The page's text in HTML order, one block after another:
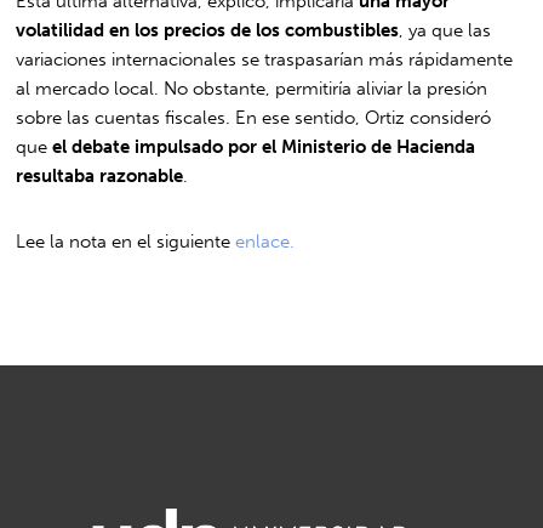
volatilidad en los precios de los combustibles , ya que las
variaciones internacionales se traspasarían más rápidamente
al mercado local. No obstante, permitiría aliviar la presión
sobre las cuentas fiscales. En ese sentido, Ortiz consideró
queel debate impulsado por el Ministerio de Hacienda
resultaba razonable
Lee la nota en el siguienteenlace.